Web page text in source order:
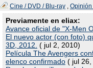
Cine / DVD / Blu-ray , Opinión
Previamente en eliax:
Avance oficial de "X-Men
El nuevo actor (con foto)
3D, 2012. ( jul 2, 2010)
Película The Avengers
elenco confirmado ( jul 26,